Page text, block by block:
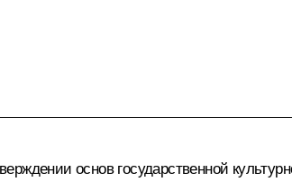
основ государственной